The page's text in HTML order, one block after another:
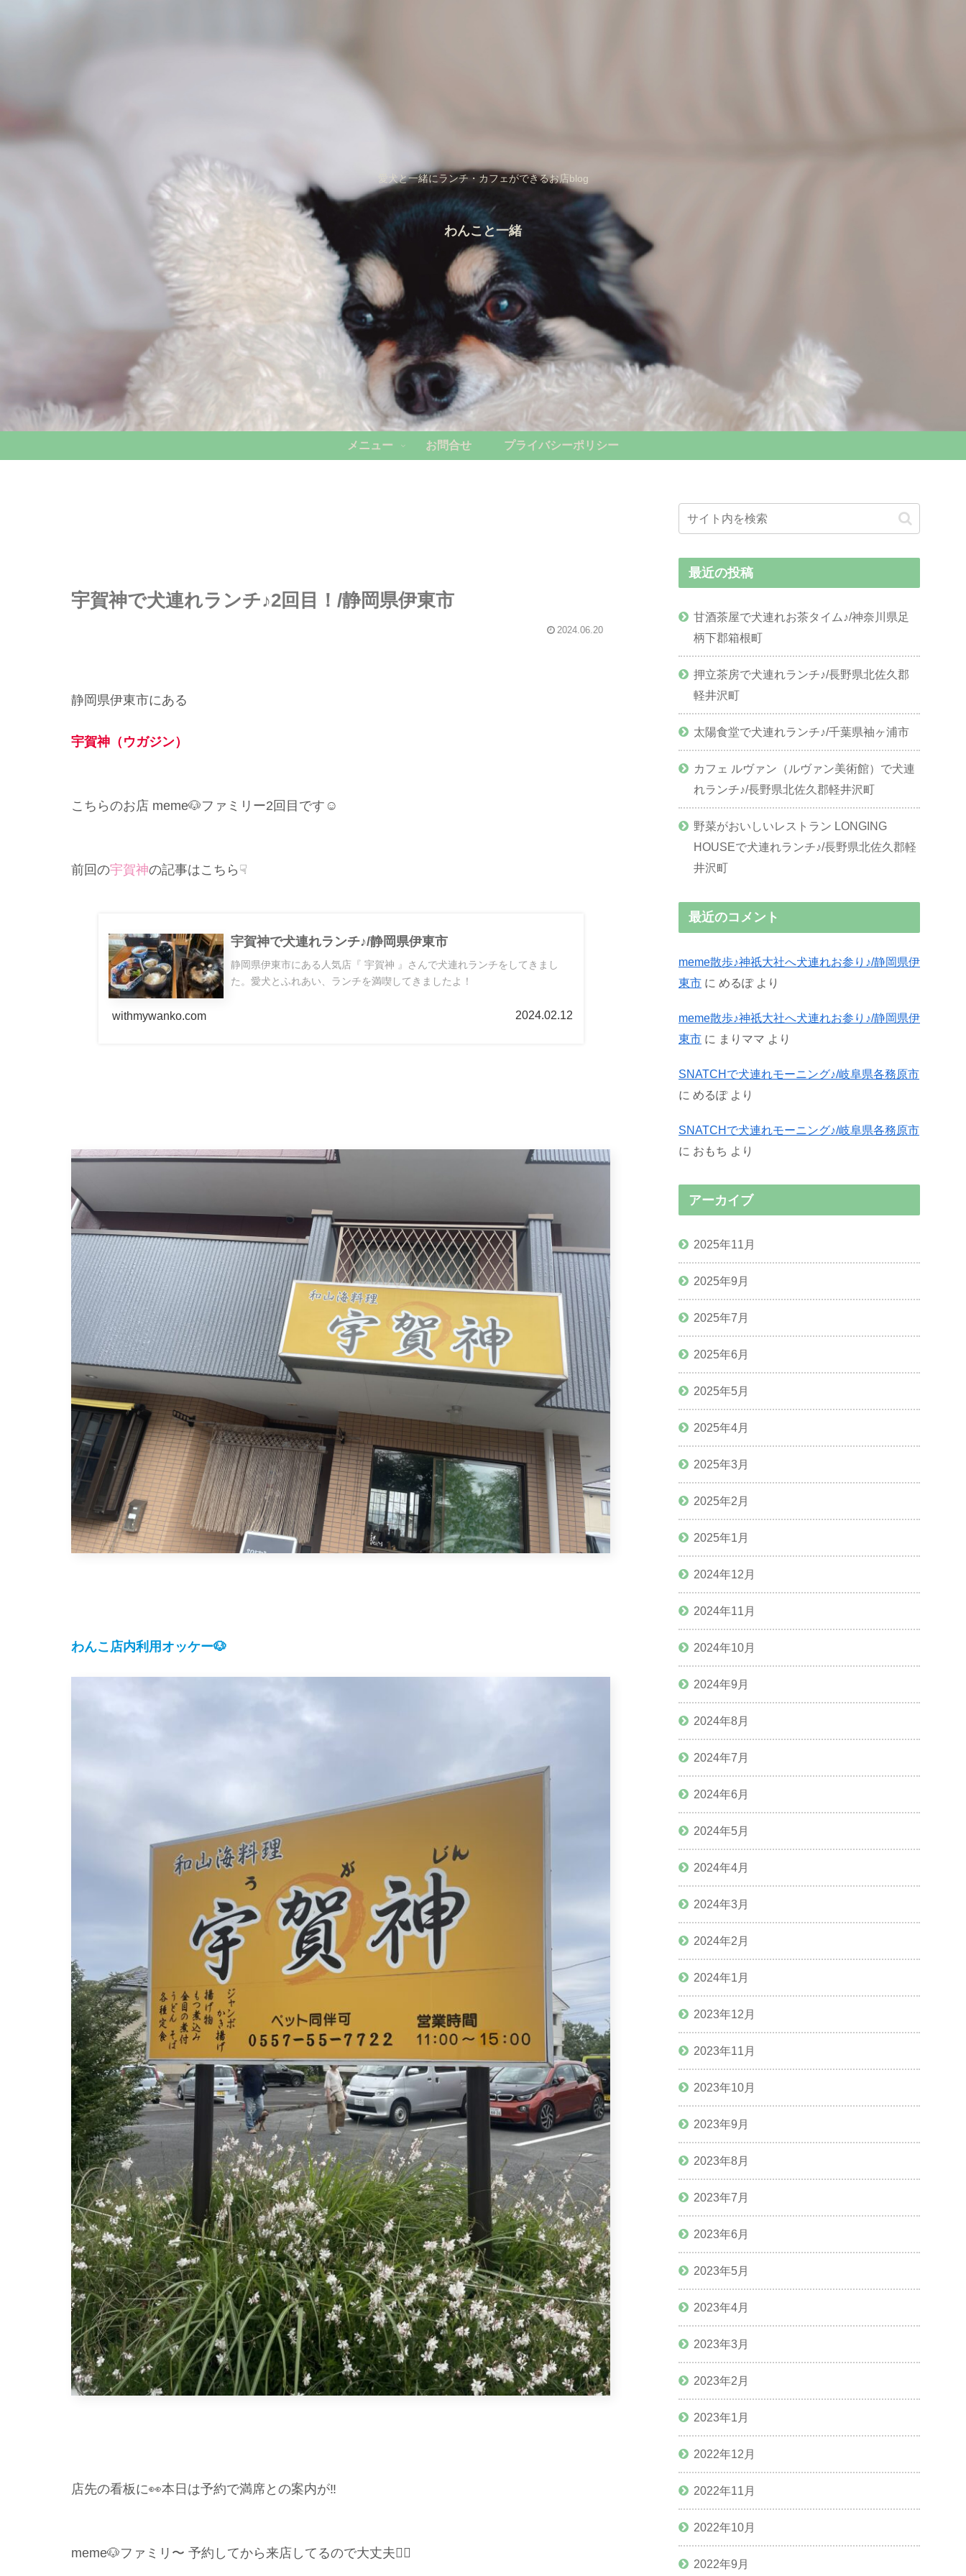
愛犬と一緒にランチ・カフェができるお店blog
わんこと一緒
メニュー お問合せ プライバシーポリシー
宇賀神で犬連れランチ♪2回目！/静岡県伊東市
2024.06.20
静岡県伊東市にある
宇賀神（ウガジン）
こちらのお店 meme🐶ファミリー2回目です☺︎
前回の宇賀神の記事はこちら☟
宇賀神で犬連れランチ♪/静岡県伊東市
静岡県伊東市にある人気店『 宇賀神 』さんで犬連れランチをしてきまし
た。愛犬とふれあい、ランチを満喫してきましたよ！
withmywanko.com 2024.02.12
わんこ店内利用オッケー🐶
店先の看板に👀本日は予約で満席との案内が‼️
meme🐶ファミリ〜 予約してから来店してるので大丈夫🙆‍♀️
最近の投稿
甘酒茶屋で犬連れお茶タイム♪/神奈川県足
柄下郡箱根町
押立茶房で犬連れランチ♪/長野県北佐久郡
軽井沢町
太陽食堂で犬連れランチ♪/千葉県袖ヶ浦市
カフェ ルヴァン（ルヴァン美術館）で犬連
れランチ♪/長野県北佐久郡軽井沢町
野菜がおいしいレストラン LONGING
HOUSEで犬連れランチ♪/長野県北佐久郡軽
井沢町
最近のコメント
meme散歩♪神祇大社へ犬連れお参り♪/静岡県伊
東市 に めるぽより
meme散歩♪神祇大社へ犬連れお参り♪/静岡県伊
東市 に まりママ より
SNATCHで犬連れモーニング♪/岐阜県各務原市
に めるぽより
SNATCHで犬連れモーニング♪/岐阜県各務原市
に おもち より
アーカイブ
2025年11月
2025年9月
2025年7月
2025年6月
2025年5月
2025年4月
2025年3月
2025年2月
2025年1月
2024年12月
2024年11月
2024年10月
2024年9月
2024年8月
2024年7月
2024年6月
2024年5月
2024年4月
2024年3月
2024年2月
2024年1月
2023年12月
2023年11月
2023年10月
2023年9月
2023年8月
2023年7月
2023年6月
2023年5月
2023年4月
2023年3月
2023年2月
2023年1月
2022年12月
2022年11月
2022年10月
2022年9月